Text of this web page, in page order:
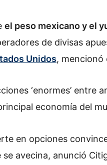
el peso mexicano y el
de divisas
Unidos, mencionó
‘enormes’ entre
economía del
en opciones
avecina, anunció